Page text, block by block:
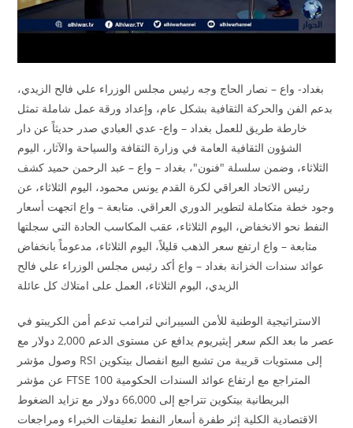
بغداد- واع – نصار الحاج وجه رئيس مجلس الوزراء علي فالح الزيدي،
بدعم الفن والحركة الثقافية بشكل عام، وإعداد ورقة عمل شاملة تمثل
خارطة طريق للعمل بغداد – واع- عدي العبادي صدر حديثاً عن دار
الشؤون الثقافية العامة في وزارة الثقافة والسياحة والآثار، اليوم
الثلاثاء، وضمن سلسلة "فنون"، بغداد – واع – عبد الرحمن حميد كشف
رئيس الاتحاد العراقي لكرة القدم يونس محمود، اليوم الثلاثاء، عن
وجود خطة متكاملة لتطوير الدوري العراقي. متابعة – واع اتجهت أسعار
النفط نحو الانخفاض، اليوم الثلاثاء، عقب المكاسب الحادة التي سجلتها
متابعة – واع ارتفع سعر الذهب قليلاً، اليوم الثلاثاء، مدعوماً بانخفاض
عوائد سندات الخزانة بغداد – واع أكد رئيس مجلس الوزراء علي فالح
الزيدي، اليوم الثلاثاء، العمل على امتلاك كل عائلة
الاستراتيجية الوطنية للأمن السيبراني لترامب تدعم أمن الكريبتو في
عصر ما بعد الكم سعر إيثيريوم يدافع عن مستوى الدعم 2,000 دولار مع
وصول مؤشر RSI إلى مستويات قريبة من تشبع البيع انفصال بيتكوين
عن مؤشر FTSE 100 المتراجع مع ارتفاع عوائد السندات الحكومية
البريطانية بيتكوين تتراجع إلى 66,000 دولار مع تزايد الضغوط
الاقتصادية الكلية إثر طفرة أسعار النفط تعليقات الخبراء ومراجعات